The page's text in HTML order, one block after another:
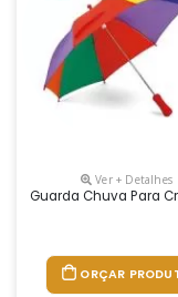
Ver + Detalhes
Guarda Chuva Para
ORÇAR